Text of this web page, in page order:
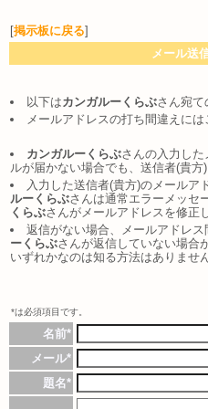
[掲示板に戻る]
メール送
以下はカンガルーくらぶさん宛て
メールアドレスの打ち間違えには
カンガルーくらぶさんの入力した
ルが届かない場合でも、送信者(貴方
入力した送信者(貴方)のメールア
ルーくらぶさんは通常エラーメッセ
くらぶさんがメールアドレスを修正
返信がない場合、メールアドレス
ーくらぶさんが返信していない場合
いずれかなのは知る方法はありませ
*は必須項目です。
名前*
メール*
題名*